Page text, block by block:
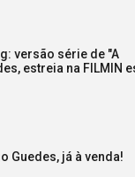
versão série de "A
estreia na FILMIN
Guedes, já à venda!